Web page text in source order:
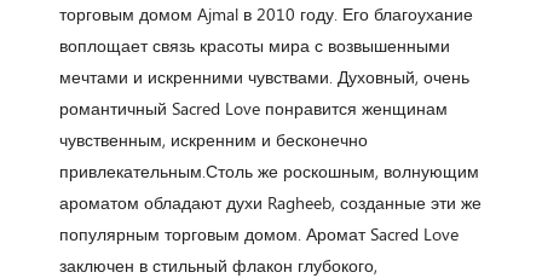
торговым домом Ajmal в 2010 году. Его благоухание
воплощает связь красоты мира с возвышенными
мечтами и искренними чувствами. Духовный, очень
романтичный Sacred Love понравится женщинам
чувственным, искренним и бесконечно
привлекательным.Столь же роскошным, волнующим
ароматом обладают духи Ragheeb, созданные эти же
популярным торговым домом. Аромат Sacred Love
заключен в стильный флакон глубокого,